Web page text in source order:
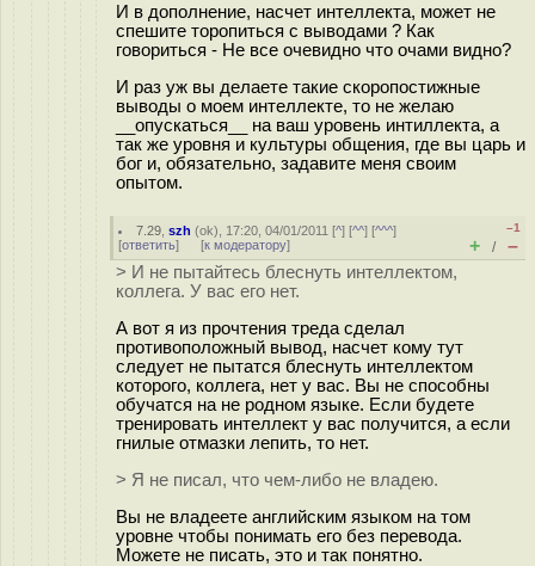
И в дополнение, насчет интеллекта, может не
спешите торопиться с выводами ? Как
говориться - Не все очевидно что очами видно?
И раз уж вы делаете такие скоропостижные
выводы о моем интеллекте, то не желаю
__опускаться__ на ваш уровень интиллекта, а
так же уровня и культуры общения, где вы царь и
бог и, обязательно, задавите меня своим
опытом.
7.29 ,szh (ok), 17:20, 04/01/2011 [^] [^^] [^^^]
[ответить] [к модератору]
–1
+ / –
> И не пытайтесь блеснуть интеллектом,
коллега. У вас его нет.
А вот я из прочтения треда сделал
противоположный вывод, насчет кому тут
следует не пытатся блеснуть интеллектом
которого, коллега, нет у вас. Вы не способны
обучатся на не родном языке. Если будете
тренировать интеллект у вас получится, а если
гнилые отмазки лепить, то нет.
> Я не писал, что чем-либо не владею.
Вы не владеете английским языком на том
уровне чтобы понимать его без перевода.
Можете не писать, это и так понятно.